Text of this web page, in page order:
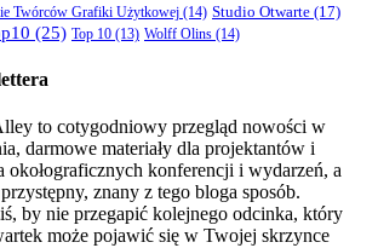
Twórców Grafiki Użytkowej (14) Studio Otwarte (17)
(25) Top 10 (13) Wolff Olins (14)
to cotygodniowy przegląd nowości w
darmowe materiały dla projektantów i
okołograficznych konferencji i wydarzeń, a
znany z tego bloga sposób.
by nie przegapić kolejnego odcinka, który
może pojawić się w Twojej skrzynce